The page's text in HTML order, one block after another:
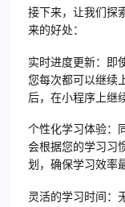
接下来，让我们探
来的好处：
实时进度更新：即
您每次都可以继续
后，在小程序上继
个性化学习体验：
会根据您的学习习
划，确保学习效率
灵活的学习时间 ：